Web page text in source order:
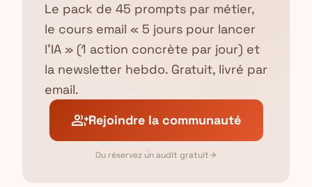
✦
Le pack de 45 prompts par métier,
le cours email « 5 jours pour lancer
l'IA » (1 action concrète par jour) et
la newsletter hebdo. Gratuit, livré par
email.
group_addRejoindre la communauté
Ou réservez un audit gratuit arrow_forward